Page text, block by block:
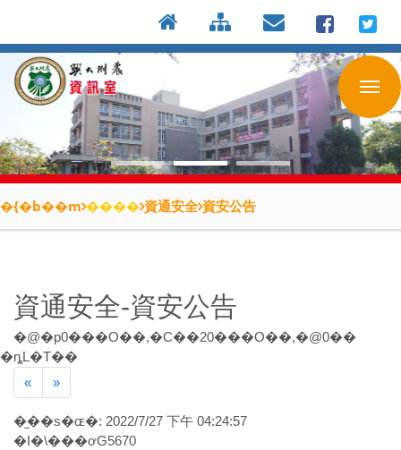
到
主
要
區
�{�b��m ���� 資通安全 資安公告
資通安全-資安公告
�@�p0���O��,�C��20���O��,�@0��
�ȵL�T��
«Previous
»Next
�̫��s�ɶ�: 2022/7/27 下午 04:24:57
�I�\���ơG5670